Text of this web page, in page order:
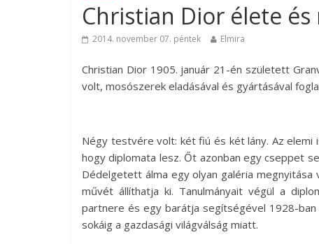
Christian Dior élete és
2014. november 07. péntek Elmira
Christian Dior 1905. január 21-én született
volt, mosószerek eladásával és gyártásával
Négy testvére volt: két fiú és két lány. Az elemi
hogy diplomata lesz. Őt azonban egy cseppet
Dédelgetett álma egy olyan galéria megnyitása
művét állíthatja ki. Tanulmányait végül a
partnere és egy barátja segítségével 1928-
sokáig a gazdasági világválság miatt.